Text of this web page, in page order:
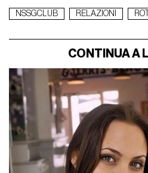
NSSGCLUB RELAZIONI
CONTINUA A